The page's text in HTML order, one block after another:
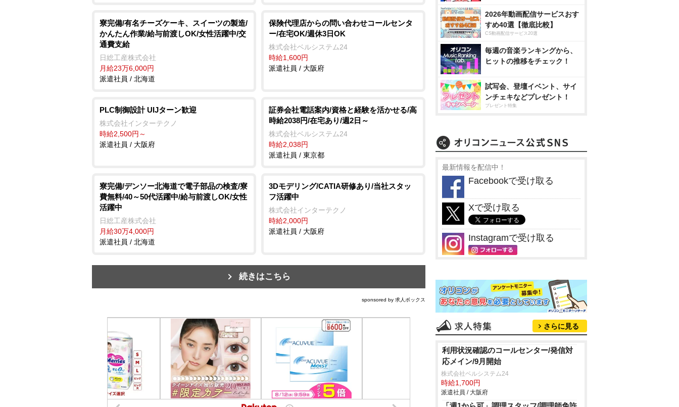
寮完備/有名チーズケーキ、スイーツの製造/
かんたん作業/給与前渡しOK/女性活躍中/交
通費支給
日総工産株式会社
月給23万6,000円
派遣社員 / 北海道
保険代理店からの問い合わせコールセンタ
ー/在宅OK/週休3日OK
株式会社ベルシステム24
時給1,600円
派遣社員 / 大阪府
PLC制御設計 UIJターン歓迎
株式会社インターテクノ
時給2,500円～
派遣社員 / 大阪府
証券会社電話案内/資格と経験を活かせる/高
時給2038円/在宅あり/週2日～
株式会社ベルシステム24
時給2,038円
派遣社員 / 東京都
寮完備/デンソー北海道で電子部品の検査/寮
費無料/40～50代活躍中/給与前渡しOK/女性
活躍中
日総工産株式会社
月給30万4,000円
派遣社員 / 北海道
3Dモデリング/CATIA研修あり/当社スタッ
フ活躍中
株式会社インターテクノ
時給2,000円
派遣社員 / 大阪府
続きはこちら
sponsored by 求人ボックス
2026年動画配信サービスおす
すめ40選【徹底比較】
CS動画配信サービス20選
毎週の音楽ランキングから、
ヒットの推移をチェック！
試写会、登壇イベント、サイ
ンチェキなどプレゼント！
プレゼント特集
最新情報を配信中！
Facebookで受け取る
Xで受け取る
Instagramで受け取る
さらに見る
利用状況確認のコールセンター/発信対
応メイン/9月開始
株式会社ベルシステム24
時給1,700円
派遣社員 / 大阪府